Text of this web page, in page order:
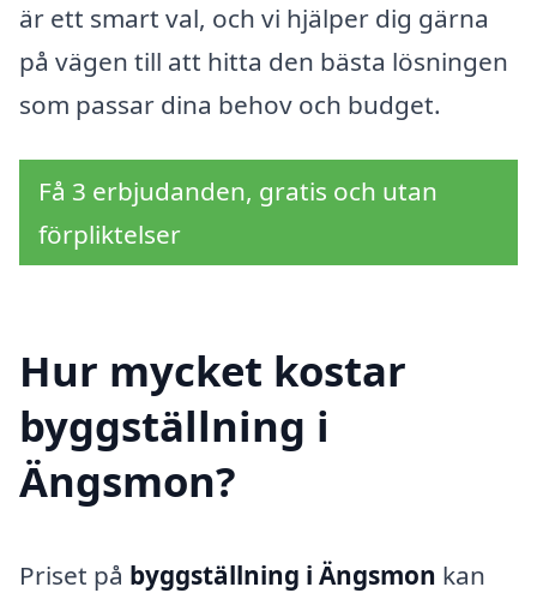
är ett smart val, och vi hjälper dig gärna
på vägen till att hitta den bästa lösningen
som passar dina behov och budget.
Få 3 erbjudanden, gratis och utan
förpliktelser
Hur mycket kostar
byggställning i
Ängsmon?
Priset på byggställning i Ängsmon kan